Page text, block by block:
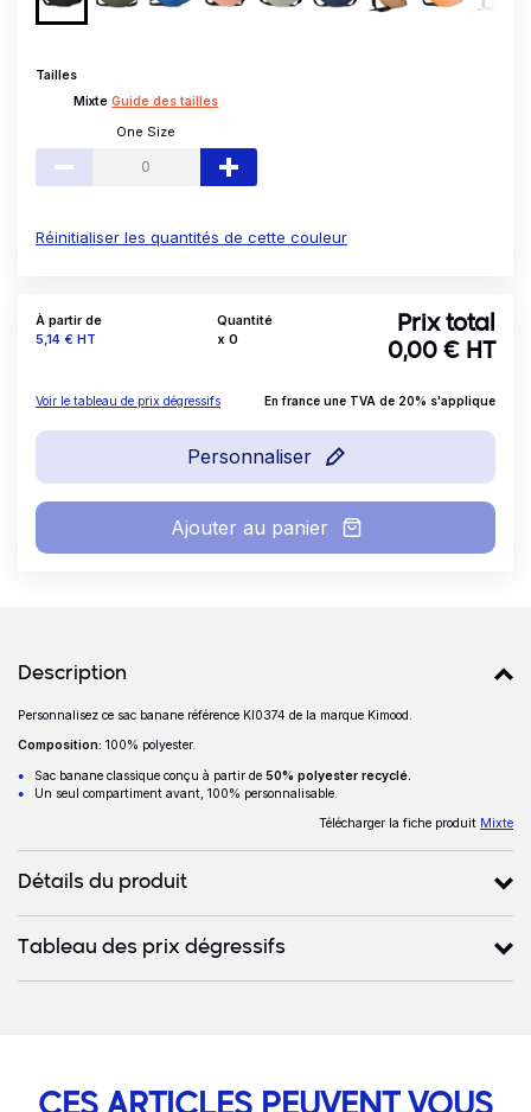
Tailles
Mixte Guide des tailles
One Size
Réinitialiser les quantités de cette couleur
À partir de
Prix
5,14 € HT
Quantité
x 0
Prix total
0,00 € HT
Voir le tableau de prix dégressifs En france une TVA de 20% s'applique
Personnaliser
Ajouter au panier
Détails produits
Description
Description
Personnalisez ce sac banane référence KI0374 de la marque Kimood.
Composition: 100% polyester.
Sac banane classique conçu à partir de 50% polyester recyclé.
Un seul compartiment avant, 100% personnalisable.
Télécharger la fiche produit Mixte
Détails du produit
Tableau des prix dégressifs